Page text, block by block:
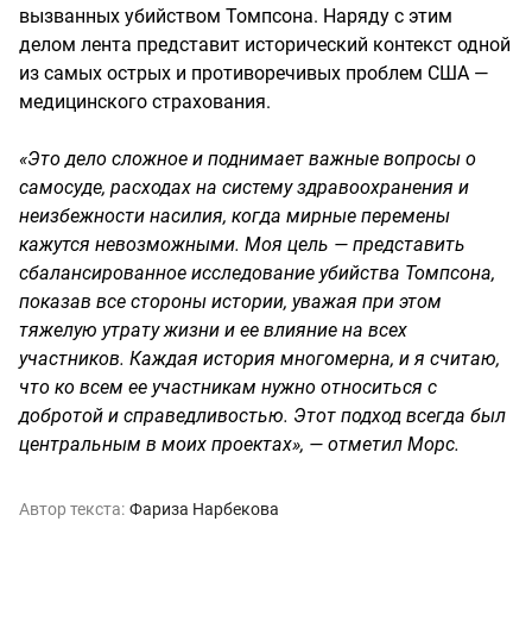
вызванных убийством Томпсона. Наряду с этим
делом лента представит исторический контекст одной
из самых острых и противоречивых проблем США —
медицинского страхования.
«Это дело сложное и поднимает важные вопросы о
самосуде, расходах на систему здравоохранения и
неизбежности насилия, когда мирные перемены
кажутся невозможными. Моя цель — представить
сбалансированное исследование убийства Томпсона,
показав все стороны истории, уважая при этом
тяжелую утрату жизни и ее влияние на всех
участников. Каждая история многомерна, и я считаю,
что ко всем ее участникам нужно относиться с
добротой и справедливостью. Этот подход всегда был
центральным в моих проектах», — отметил Морс.
Автор текста: Фариза Нарбекова